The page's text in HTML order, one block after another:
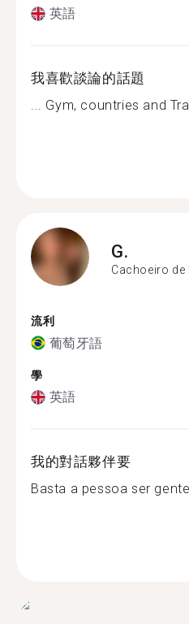
英語
我喜歡談論的話題
... Gym, countries and
G.
Cachoeiro de
流利
葡萄牙語
學
英語
我的對話夥伴要
Basta a pessoa ser